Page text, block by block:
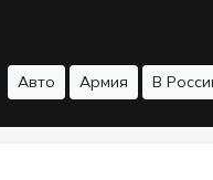
Авто Армия В